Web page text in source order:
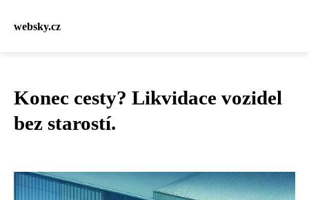
websky.cz
Konec cesty? Likvidace vozidel
bez starostí.